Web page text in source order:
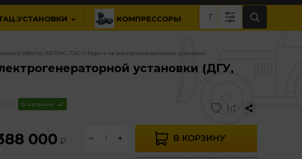
КОМПРЕССОРЫ
Weichai WP10NG-TVC-D Евро-4 на электрогенераторные установки
установки (ДГУ,
В наличии
000 ₽ − + В КОРЗИНУ